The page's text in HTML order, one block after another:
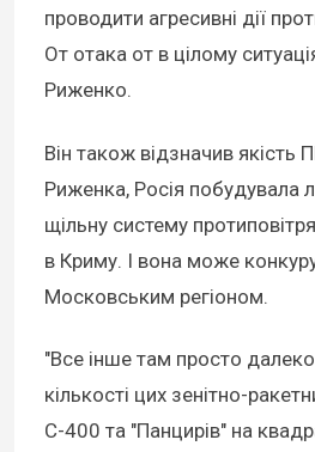
проводити агресивні дії
От отака от в цілому
Риженко.
Він також відзначив
Риженка, Росія побудувала
щільну систему
в Криму. І вона може
Московським регіоном.
"Все інше там просто
кількості цих зенітно-
С-400 та "Панцирів" на